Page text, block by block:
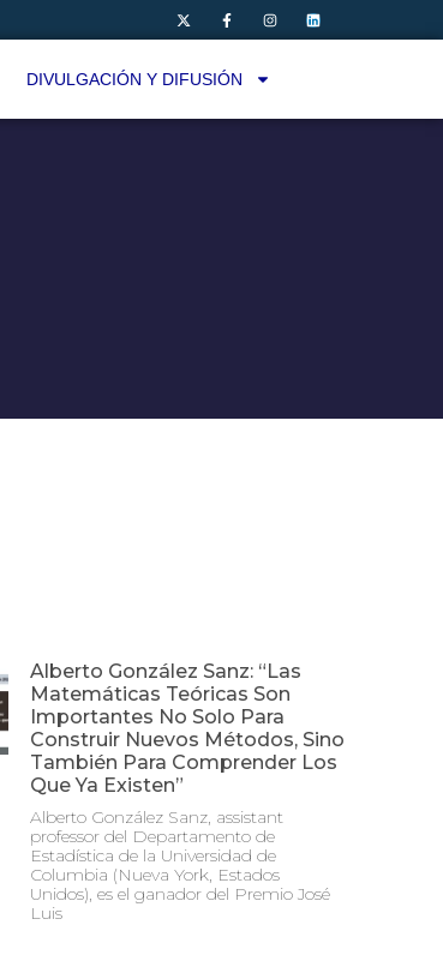
DIVULGACIÓN Y DIFUSIÓN
Alberto González Sanz: “Las
Matemáticas Teóricas Son
Importantes No Solo Para
Construir Nuevos Métodos, Sino
También Para Comprender Los
Que Ya Existen”
Alberto González Sanz, assistant
professor del Departamento de
Estadística de la Universidad de
Columbia (Nueva York, Estados
Unidos), es el ganador del Premio José
Luis